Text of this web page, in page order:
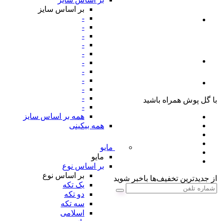
بر اساس سایز
-
-
-
-
-
-
-
-
-
-
-
همه بر اساس سایز
همه بیکینی
مایو
مایو
بر اساس نوع
بر اساس نوع
یک تکه
دو تکه
سه تکه
اسلامی
با گل پوش همراه باشید
از جدیدترین تخفیف‌ها باخبر شوید